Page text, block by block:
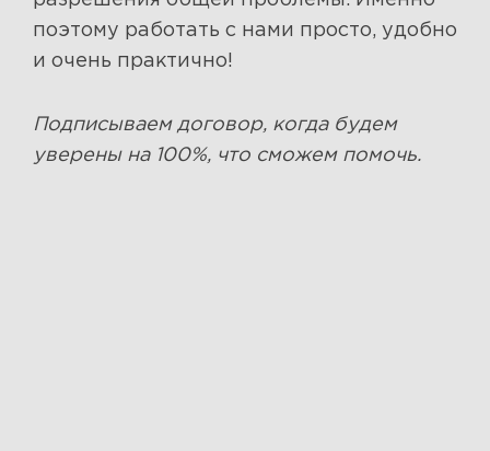
поэтому работать с нами просто, удобно
и очень практично!
Подписываем договор, когда будем
уверены на 100%, что сможем помочь.